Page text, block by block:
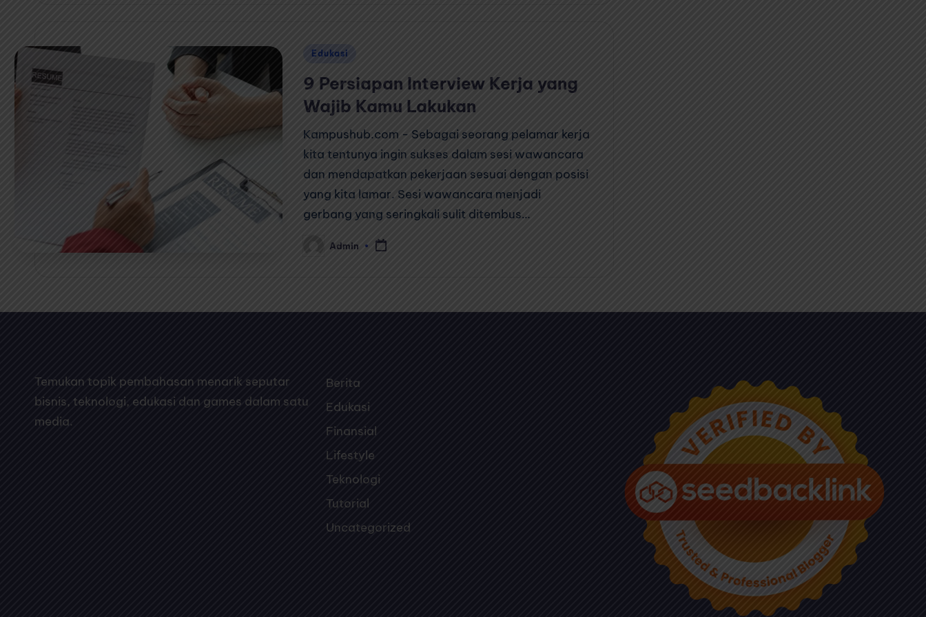
Posted
Edukasi
9 Persiapan Interview Kerja yang
Wajib Kamu Lakukan
Kampushub.com - Sebagai seorang pelamar kerja
kita tentunya ingin sukses dalam sesi wawancara
dan mendapatkan pekerjaan sesuai dengan posisi
yang kita lamar. Sesi wawancara menjadi
gerbang yang seringkali sulit ditembus…
PostedAdmin
Temukan topik pembahasan menarik seputar
bisnis, teknologi, edukasi dan games dalam satu
media.
Berita
Edukasi
Finansial
Lifestyle
Teknologi
Tutorial
Uncategorized